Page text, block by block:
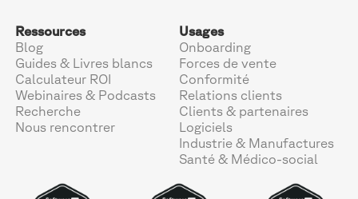
Ressources
Blog
Guides & Livres blancs
Calculateur ROI
Webinaires & Podcasts
Recherche
Nous rencontrer
Usages
Onboarding
Forces de vente
Conformité
Relations clients
Clients & partenaires
Logiciels
Industrie & Manufactures
Santé & Médico-social